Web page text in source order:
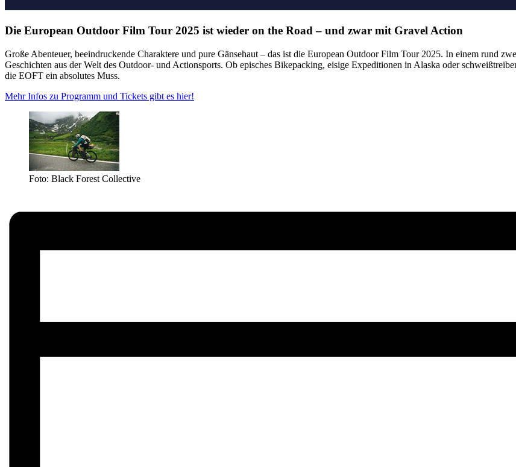
Die European Outdoor Film Tour 2025 ist wieder on the Road – und zwar mit Gravel Action
Große Abenteuer, beeindruckende Charaktere und pure Gänsehaut – das ist die European Outdoor Film Tour 2025. In einem rund
Geschichten aus der Welt des Outdoor- und Actionsports. Ob episches Bikepacking, eisige Expeditionen in Alaska oder
die EOFT ein absolutes Muss.
Mehr Infos zu Programm und Tickets gibt es hier!
Foto: Black Forest Collective